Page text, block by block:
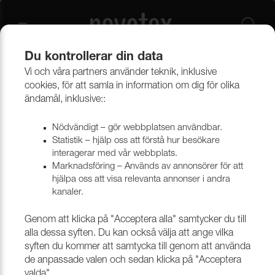
Verktyg & tillbehör Verktyg, nålar & maskiner Nålar
Filtrera
Du kontrollerar din data
Vi och våra partners använder teknik, inklusive
cookies, för att samla in information om dig för olika
ändamål, inklusive::
Nödvändigt – gör webbplatsen användbar.
Statistik – hjälp oss att förstå hur besökare
interagerar med vår webbplats.
Marknadsföring – Används av annonsörer för att
hjälpa oss att visa relevanta annonser i andra
kanaler.
Genom att klicka på "Acceptera alla" samtycker du till
alla dessa syften. Du kan också välja att ange vilka
syften du kommer att samtycka till genom att använda
de anpassade valen och sedan klicka på "Acceptera